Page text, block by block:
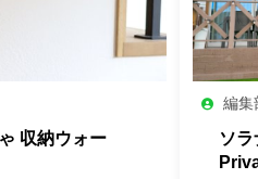
収納ウォー
編集
ソ